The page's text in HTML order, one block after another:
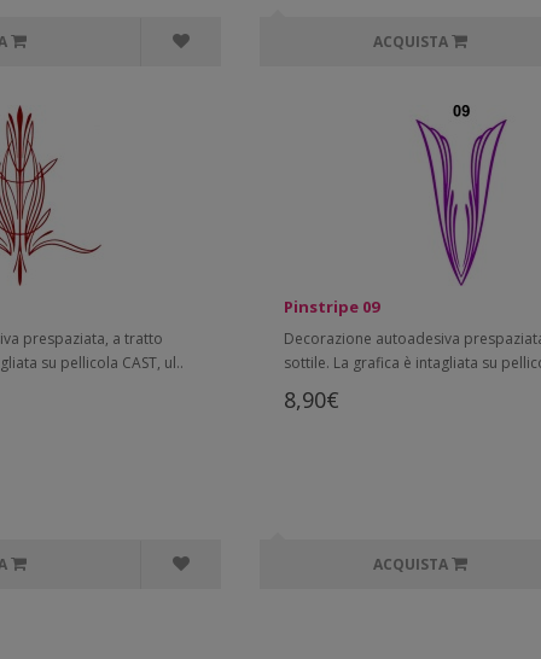
ACQUISTA
prespaziata, a tratto
su pellicola CAST, ul..
Pinstripe 09
Decorazione autoadesiva
sottile. La grafica è intagliata su
8,90€
ACQUISTA